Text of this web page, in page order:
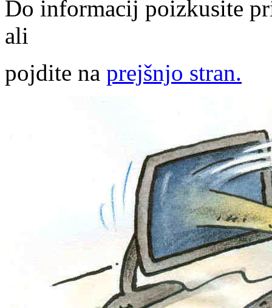
Do informacij poizkusite
ali
pojdite na prejšnjo stran.